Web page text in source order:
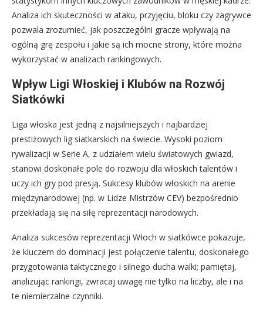
Analiza ich skuteczności w ataku, przyjęciu, bloku czy zagrywce
pozwala zrozumieć, jak poszczególni gracze wpływają na
ogólną grę zespołu i jakie są ich mocne strony, które można
wykorzystać w analizach rankingowych.
Wpływ Ligi Włoskiej i Klubów na Rozwój
Siatkówki
Liga włoska jest jedną z najsilniejszych i najbardziej
prestiżowych lig siatkarskich na świecie. Wysoki poziom
rywalizacji w Serie A, z udziałem wielu światowych gwiazd,
stanowi doskonałe pole do rozwoju dla włoskich talentów i
uczy ich gry pod presją. Sukcesy klubów włoskich na arenie
międzynarodowej (np. w Lidze Mistrzów CEV) bezpośrednio
przekładają się na siłę reprezentacji narodowych.
Analiza sukcesów reprezentacji Włoch w siatkówce pokazuje,
że kluczem do dominacji jest połączenie talentu, doskonałego
przygotowania taktycznego i silnego ducha walki; pamiętaj,
analizując rankingi, zwracaj uwagę nie tylko na liczby, ale i na
te niemierzalne czynniki.